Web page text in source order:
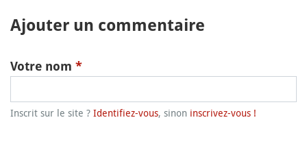
Ajouter un commentaire
Votre nom *
Inscrit sur le site ? Identifiez-vous, sinon inscrivez-vous !